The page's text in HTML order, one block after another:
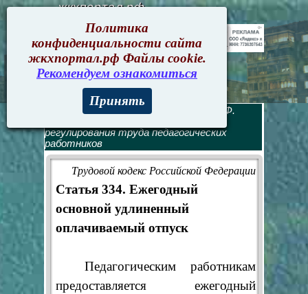
жкхпортал.рф
Трудовой кодекс
Трудовой кодекс РФ.
регулирования труда педагогических
работников
Трудовой кодекс Российской Федерации
Статья 334. Ежегодный
основной удлиненный
оплачиваемый отпуск
Педагогическим работникам
предоставляется ежегодный
Политика
конфиденциальности сайта
жкхпортал.рф Файлы cookie.
Рекомендуем ознакомиться
Принять